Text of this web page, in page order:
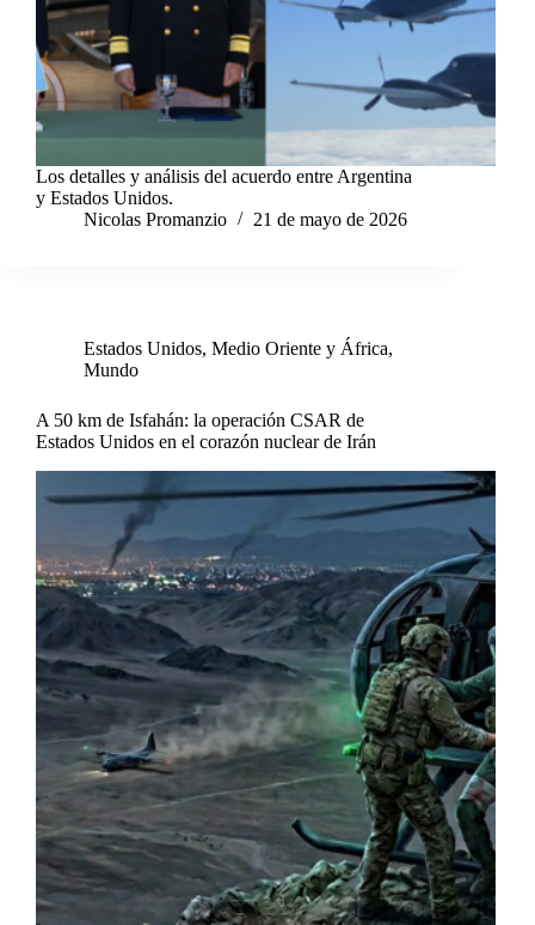
Los detalles y análisis del acuerdo entre Argentina
y Estados Unidos.
Nicolas Promanzio
21 de mayo de 2026
Estados Unidos, Medio Oriente y África,
Mundo
A 50 km de Isfahán: la operación CSAR de
Estados Unidos en el corazón nuclear de Irán